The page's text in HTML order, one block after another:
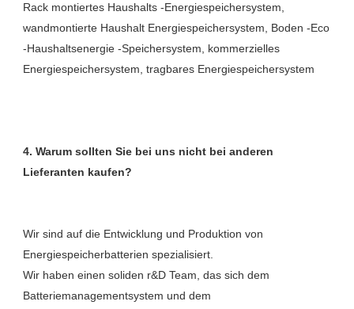
Rack montiertes Haushalts -Energiespeichersystem,
wandmontierte Haushalt Energiespeichersystem, Boden -Eco
-Haushaltsenergie -Speichersystem, kommerzielles
4. Warum sollten Sie bei uns nicht bei anderen
Wir sind auf die Entwicklung und Produktion von
Energiespeicherbatterien spezialisiert.
Wir haben einen soliden r&D Team, das sich dem
Batteriemanagementsystem und dem